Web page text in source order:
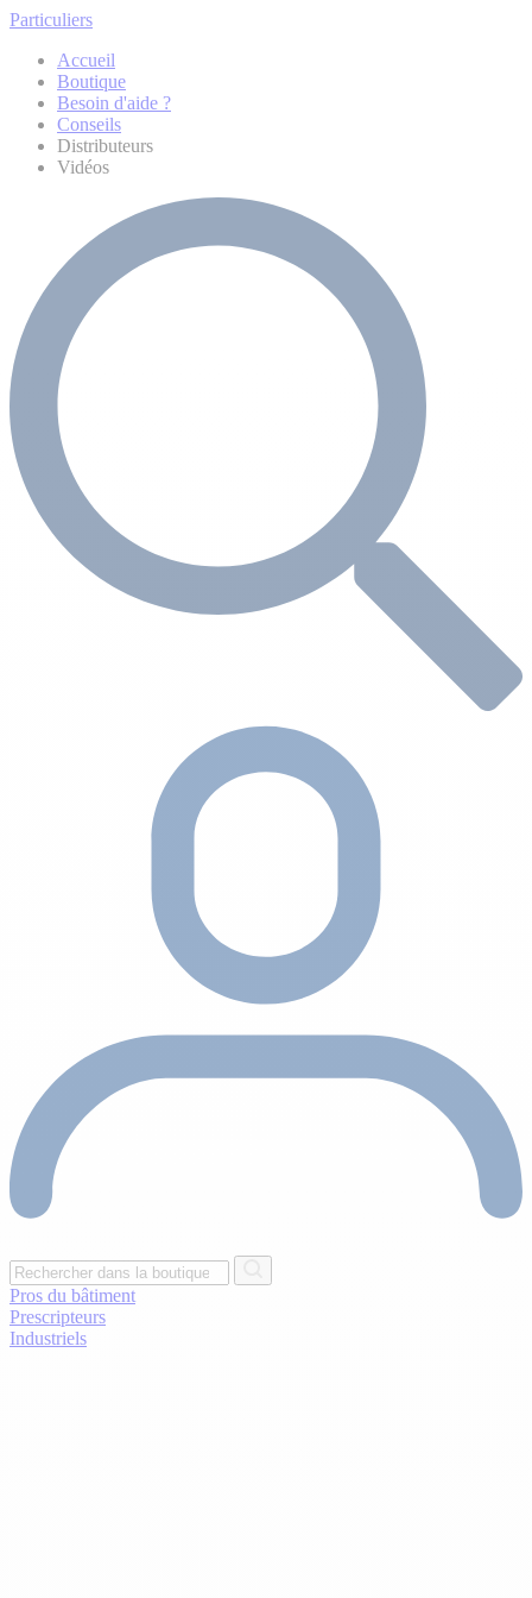
Particuliers
Accueil
Boutique
Besoin d'aide ?
Conseils
Distributeurs
Vidéos
Pros du bâtiment
Prescripteurs
Industriels